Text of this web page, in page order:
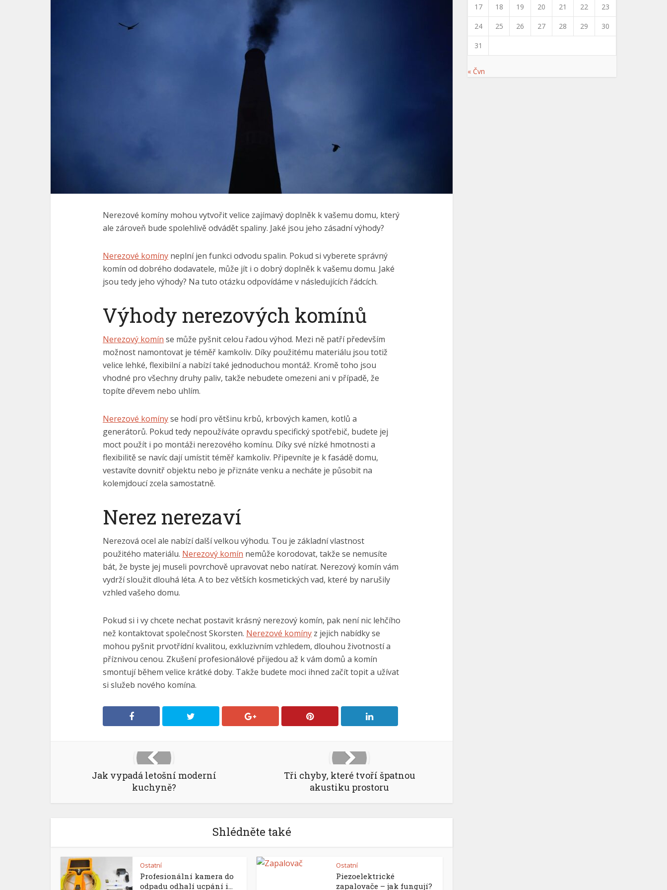
Nerezové komíny mohou vytvořit velice zajímavý doplněk k vašemu domu, který
ale zároveň bude spolehlivě odvádět spaliny. Jaké jsou jeho zásadní výhody?
Nerezové komíny neplní jen funkci odvodu spalin. Pokud si vyberete správný
komín od dobrého dodavatele, může jít i o dobrý doplněk k vašemu domu. Jaké
jsou tedy jeho výhody? Na tuto otázku odpovídáme v následujících řádcích.
Výhody nerezových komínů
Nerezový komín se může pyšnit celou řadou výhod. Mezi ně patří především
možnost namontovat je téměř kamkoliv. Díky použitému materiálu jsou totiž
velice lehké, flexibilní a nabízí také jednoduchou montáž. Kromě toho jsou
vhodné pro všechny druhy paliv, takže nebudete omezeni ani v případě, že
topíte dřevem nebo uhlím.
Nerezové komínyse hodí pro většinu krbů, krbových kamen, kotlů a
generátorů. Pokud tedy nepoužíváte opravdu specifický spotřebič, budete jej
moct použít i po montáži nerezového komínu. Díky své nízké hmotnosti a
flexibilitě se navíc dají umístit téměř kamkoliv. Připevníte je k fasádě domu,
vestavíte dovnitř objektu nebo je přiznáte venku a necháte je působit na
kolemjdoucí zcela samostatně.
Nerez nerezaví
Nerezová ocel ale nabízí další velkou výhodu. Tou je základní vlastnost
použitého materiálu. Nerezový komín nemůže korodovat, takže se nemusíte
bát, že byste jej museli povrchově upravovat nebo natírat. Nerezový komín vám
vydrží sloužit dlouhá léta. A to bez větších kosmetických vad, které by narušily
vzhled vašeho domu.
Pokud si i vy chcete nechat postavit krásný nerezový komín, pak není nic lehčího
než kontaktovat společnost Skorsten. Nerezové komíny z jejich nabídky se
mohou pyšnit prvotřídní kvalitou, exkluzivním vzhledem, dlouhou životností a
příznivou cenou. Zkušení profesionálové přijedou až k vám domů a komín
smontují během velice krátké doby. Takže budete moci ihned začít topit a užívat
si služeb nového komína.
Jak vypadá letošní moderní
kuchyně?
Tři chyby, které tvoří špatnou
akustiku prostoru
Shlédněte také
Ostatní
Profesionální kamera do
odpadu odhalí ucpání i...
Ostatní
Piezoelektrické
zapalovače – jak fungují?
17 18 19 20 21 22 23
24 25 26 27 28 29 30
31
« Čvn